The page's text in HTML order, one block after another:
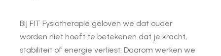
Bij FIT Fysiotherapie geloven we dat ouder
worden niet hoeft te betekenen dat je kracht,
stabiliteit of energie verliest. Daarom werken we